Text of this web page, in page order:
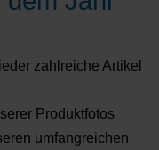
zahlreiche Artikel
Produktfotos
umfangreichen